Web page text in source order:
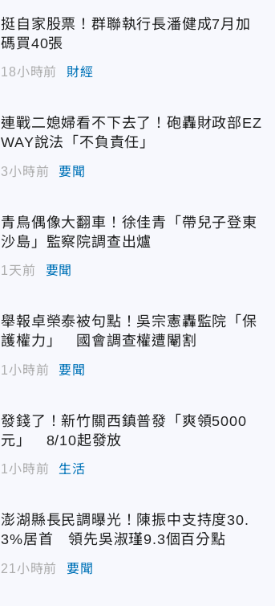
挺自家股票！群聯執行長潘健成7月加
碼買40張
18小時前 財經
連戰二媳婦看不下去了！砲轟財政部EZ
WAY說法「不負責任」
3小時前 要聞
青鳥偶像大翻車！徐佳青「帶兒子登東
沙島」監察院調查出爐
1天前 要聞
舉報卓榮泰被句點！吳宗憲轟監院「保
護權力」 國會調查權遭閹割
1小時前 要聞
發錢了！新竹關西鎮普發「爽領5000
元」 8/10起發放
1小時前 生活
澎湖縣長民調曝光！陳振中支持度30.
3%居首 領先吳淑瑾9.3個百分點
21小時前 要聞